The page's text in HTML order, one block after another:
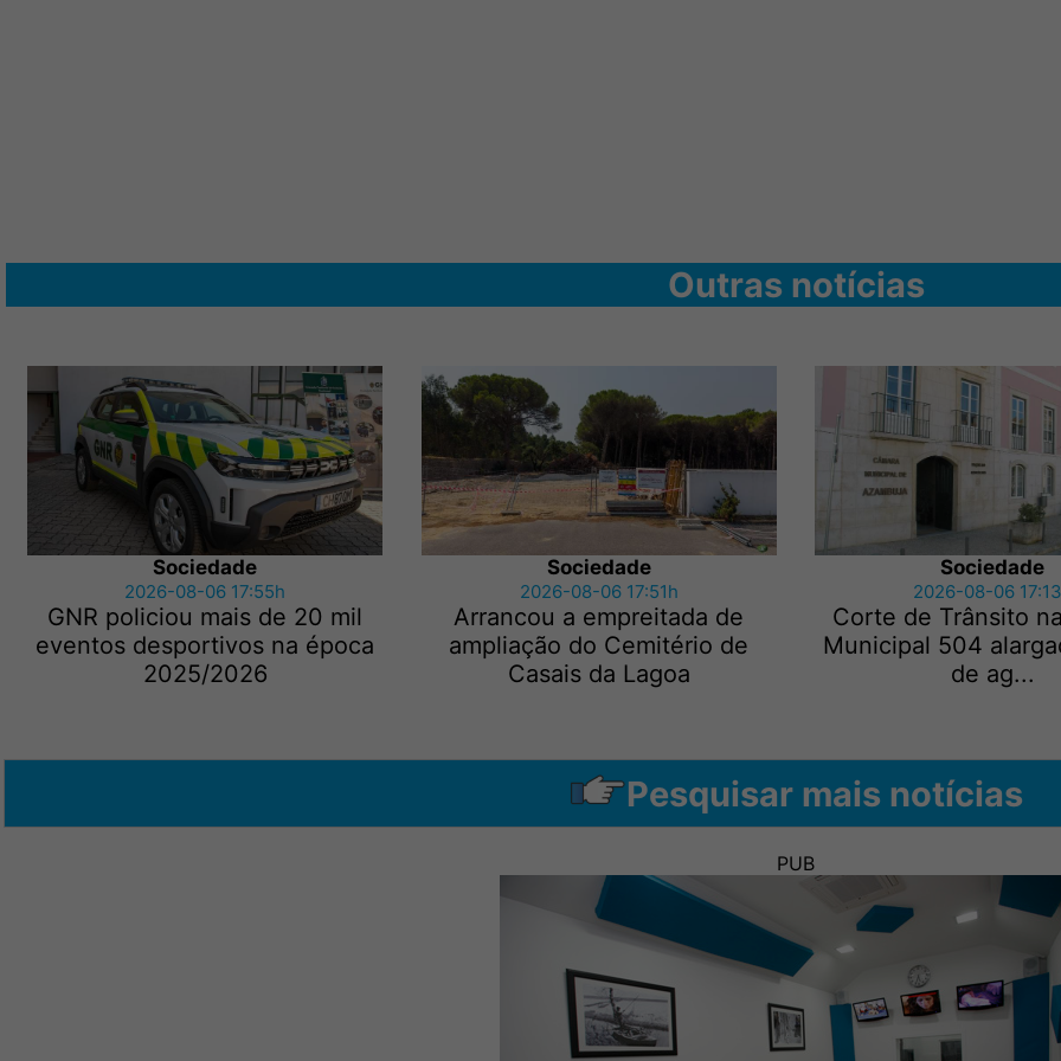
Outras notícias
Sociedade
2026-08-06 17:55h
GNR policiou mais de 20 mil
eventos desportivos na época
2025/2026
Sociedade
2026-08-06 17:51h
Arrancou a empreitada de
ampliação do Cemitério de
Casais da Lagoa
Sociedade
2026-08-06
Corte de Trânsito
Municipal 504
de ag...
Pesquisar mais notícias
PUB